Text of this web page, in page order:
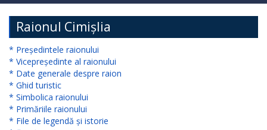
Subdiviziuni
Secretarul
consiliului
raional
Aparatul
Raionul Cimișlia
* Președintele raionului
* Vicepreședinte al raionului
* Date generale despre raion
* Ghid turistic
* Simbolica raionului
* Primăriile raionului
* File de legendă și istorie